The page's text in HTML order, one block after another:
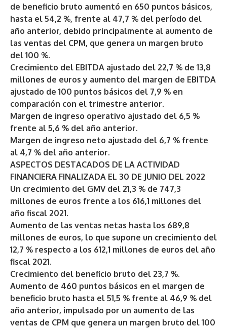
de beneficio bruto aumentó en 650 puntos básicos,
hasta el 54,2 %, frente al 47,7 % del período del
año anterior, debido principalmente al aumento de
las ventas del CPM, que genera un margen bruto
del 100 %.
Crecimiento del EBITDA ajustado del 22,7 % de 13,8
millones de euros y aumento del margen de EBITDA
ajustado de 100 puntos básicos del 7,9 % en
comparación con el trimestre anterior.
Margen de ingreso operativo ajustado del 6,5 %
frente al 5,6 % del año anterior.
Margen de ingreso neto ajustado del 6,7 % frente
al 4,7 % del año anterior.
ASPECTOS DESTACADOS DE LA ACTIVIDAD
FINANCIERA FINALIZADA EL 30 DE JUNIO DEL 2022
Un crecimiento del GMV del 21,3 % de 747,3
millones de euros frente a los 616,1 millones del
año fiscal 2021.
Aumento de las ventas netas hasta los 689,8
millones de euros, lo que supone un crecimiento del
12,7 % respecto a los 612,1 millones de euros del año
fiscal 2021.
Crecimiento del beneficio bruto del 23,7 %.
Aumento de 460 puntos básicos en el margen de
beneficio bruto hasta el 51,5 % frente al 46,9 % del
año anterior, impulsado por un aumento de las
ventas de CPM que genera un margen bruto del 100